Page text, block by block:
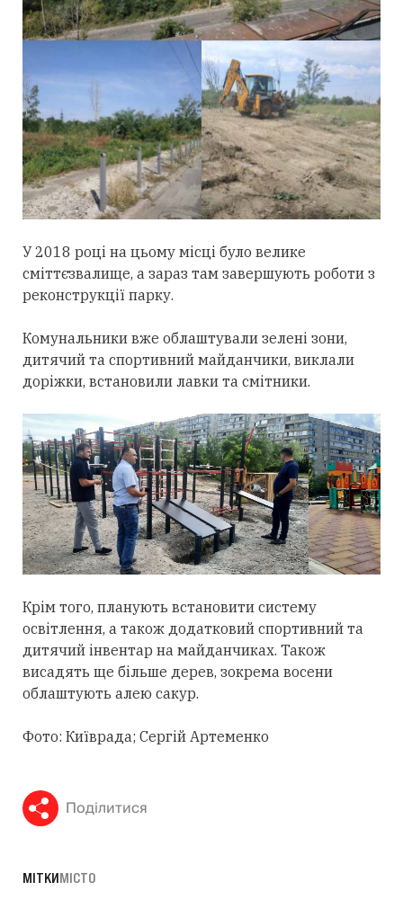
У 2018 році на цьому місці було велике
сміттєзвалище, а зараз там завершують роботи з
реконструкції парку.
Комунальники вже облаштували зелені зони,
дитячий та спортивний майданчики, виклали
доріжки, встановили лавки та смітники.
Крім того, планують встановити систему
освітлення, а також додатковий спортивний та
дитячий інвентар на майданчиках. Також
висадять ще більше дерев, зокрема восени
облаштують алею сакур.
Фото: Київрада; Сергій Артеменко
Поділитися
МІТКИМІСТО